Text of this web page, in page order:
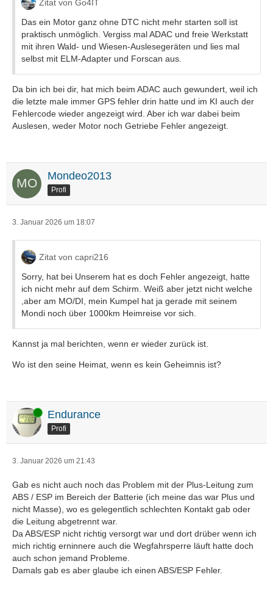
Zitat von Go4IT
Das ein Motor ganz ohne DTC nicht mehr starten soll ist
praktisch unmöglich. Vergiss mal ADAC und freie Werkstatt
mit ihren Wald- und Wiesen-Auslesegeräten und lies mal
selbst mit ELM-Adapter und Forscan aus.
Da bin ich bei dir, hat mich beim ADAC auch gewundert, weil ich
die letzte male immer GPS fehler drin hatte und im KI auch der
Fehlercode wieder angezeigt wird. Aber ich war dabei beim
Auslesen, weder Motor noch Getriebe Fehler angezeigt.
Mondeo2013
Profi
3. Januar 2026 um 18:07
Zitat von capri216
Sorry, hat bei Unserem hat es doch Fehler angezeigt, hatte
ich nicht mehr auf dem Schirm. Weiß aber jetzt nicht welche
,aber am MO/DI, mein Kumpel hat ja gerade mit seinem
Mondi noch über 1000km Heimreise vor sich.
Kannst ja mal berichten, wenn er wieder zurück ist.
Wo ist den seine Heimat, wenn es kein Geheimnis ist?
Online Endurance
Profi
3. Januar 2026 um 21:43
Gab es nicht auch noch das Problem mit der Plus-Leitung zum
ABS / ESP im Bereich der Batterie (ich meine das war Plus und
nicht Masse), wo es gelegentlich schlechten Kontakt gab oder
die Leitung abgetrennt war.
Da ABS/ESP nicht richtig versorgt war und dort drüber wenn ich
mich richtig erninnere auch die Wegfahrsperre läuft hatte doch
auch schon jemand Probleme.
Damals gab es aber glaube ich einen ABS/ESP Fehler.